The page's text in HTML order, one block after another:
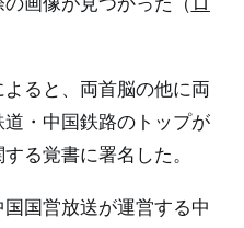
ると、両首脳の他に両
・中国鉄路のトップが
る覚書に署名した。
国営放送が運営する中